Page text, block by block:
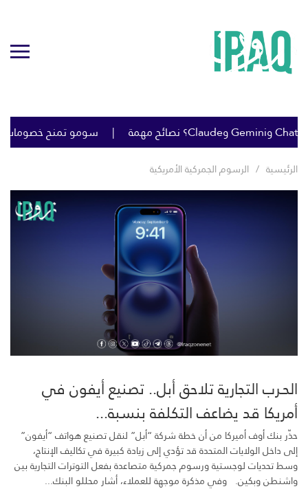
سومو تمنح خصومات كبيرة
الرئيسية الرسوم الجمركية الأمريكية
الحـرب التجارية تلاحق أبل.. تصنيع أيفون في
أمريكا قد يضاعف التكلفة بنسبة...
حذّر بنك أوف أميركا من أن خطة شركة “أبل” لنقل تصنيع هواتف “أيفون”
إلى داخل الولايات المتحدة قد تؤدي إلى زيادة كبيرة في تكاليف الإنتاج،
وسط تحديات لوجستية ورسوم جمركية متصاعدة بفعل التوترات التجارية بين
واشنطن وبكين. وفي مذكرة موجهة للعملاء، أشار محللو البنك...